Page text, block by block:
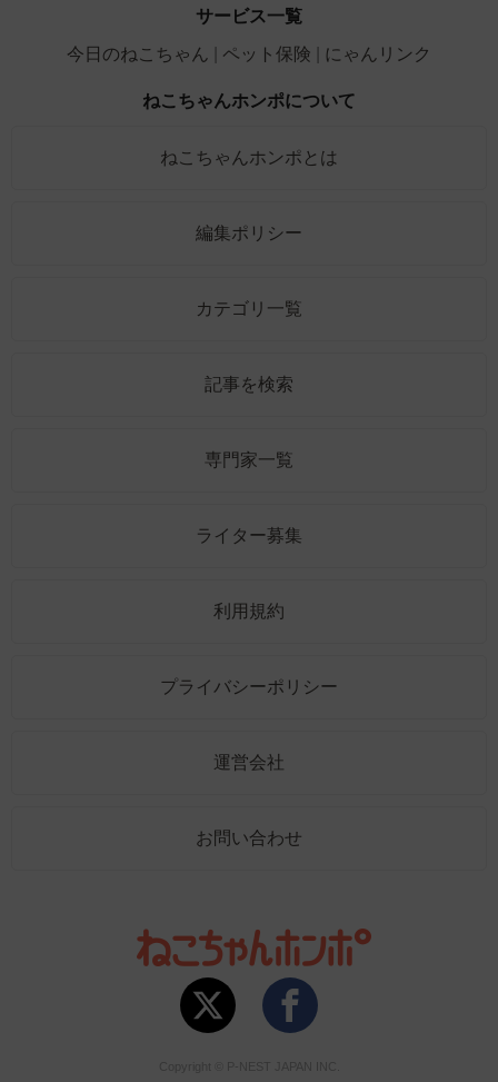
サービス一覧
今日のねこちゃん
ペット保険 にゃんリンク
ねこちゃんホンポについて
ねこちゃんホンポとは
編集ポリシー
カテゴリ一覧
記事を検索
専門家一覧
ライター募集
利用規約
プライバシーポリシー
運営会社
お問い合わせ